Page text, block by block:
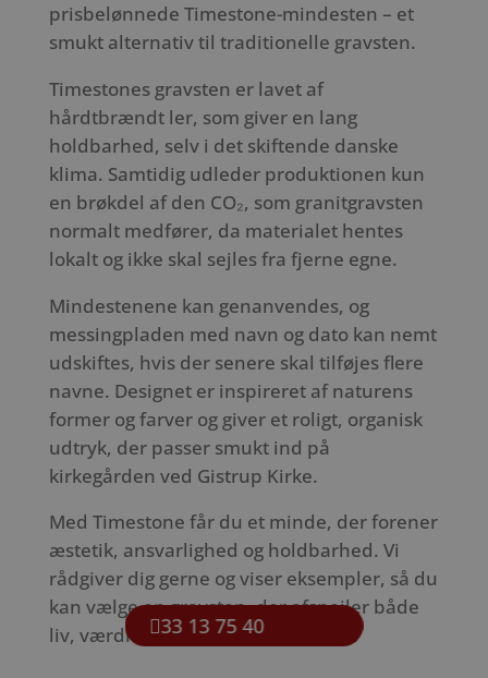
prisbelønnede Timestone-mindesten – et
smukt alternativ til traditionelle gravsten.
Timestones gravsten er lavet af
hårdtbrændt ler, som giver en lang
holdbarhed, selv i det skiftende danske
klima. Samtidig udleder produktionen kun
en brøkdel af den CO₂, som granitgravsten
normalt medfører, da materialet hentes
lokalt og ikke skal sejles fra fjerne egne.
Mindestenene kan genanvendes, og
messingpladen med navn og dato kan nemt
udskiftes, hvis der senere skal tilføjes flere
navne. Designet er inspireret af naturens
former og farver og giver et roligt, organisk
udtryk, der passer smukt ind på
kirkegården ved Gistrup Kirke.
Med Timestone får du et minde, der forener
æstetik, ansvarlighed og holdbarhed. Vi
rådgiver dig gerne og viser eksempler, så du
kan vælge en gravsten, der afspejler både
liv, værdier og omtanke for miljøet.
33 13 75 40